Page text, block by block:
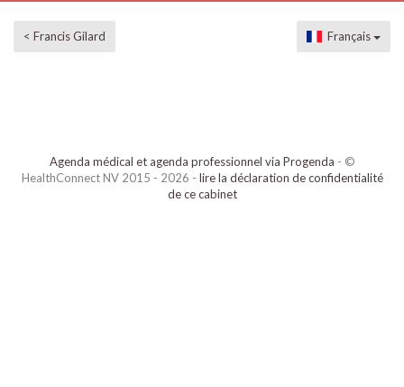
< Francis Gilard Français
Agenda médical et agenda professionnel via Progenda - ©
HealthConnect NV 2015 - 2026 - lire la déclaration de confidentialité
de ce cabinet